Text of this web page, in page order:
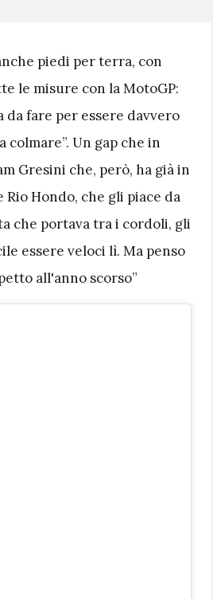
piedi per terra, con
le misure con la MotoGP:
da fare per essere davvero
Un gap che in
Gresini che, però, ha già in
Hondo, che gli piace da
che portava tra i cordoli, gli
essere veloci lì. Ma penso
all'anno scorso”